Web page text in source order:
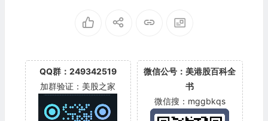
QQ群：249342519
加群验证：美股之家
微信公号：美港股百科全
书
微信搜：mggbkqs